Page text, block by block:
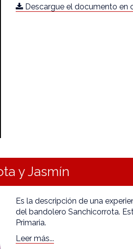
Descargue el documento en
y Jasmín
Es la descripción de una
del bandolero Sanchicorrota.
Primaria.
Leer más...